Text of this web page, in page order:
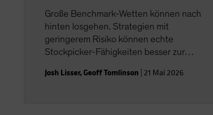
Große Benchmark-Wetten können nach
hinten losgehen. Strategien mit
geringerem Risiko können echte
Stockpicker-Fähigkeiten besser zur
Josh Lisser, Geoff Tomlinson 21 Mai 2026